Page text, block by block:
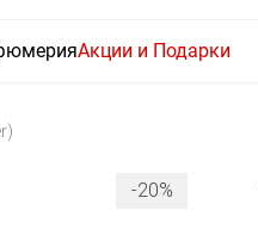
Акции и Подарки
-20%